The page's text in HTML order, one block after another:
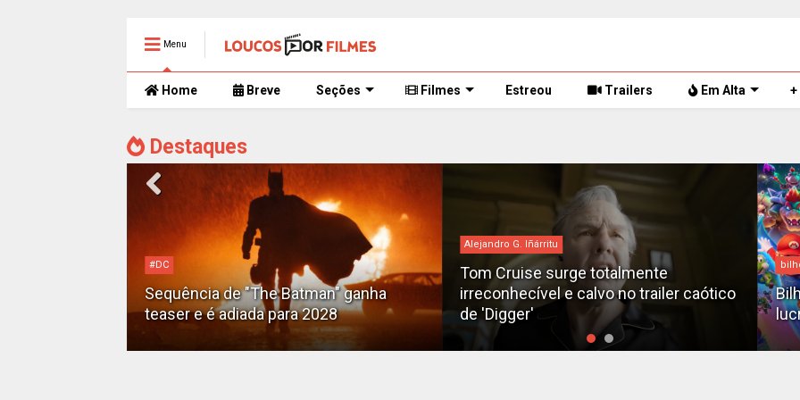
Menu
Home Breve Seções Filmes Estreou Trailers Em Alta +
Destaques
Alejandro G. Iñárritu
Tom Cruise surge totalmente
irreconhecível e calvo no trailer caótico
de 'Digger'
bilheteria
Bilheteria 2026: Os 10 filmes mais
lucrativos do ano até o momento
X-